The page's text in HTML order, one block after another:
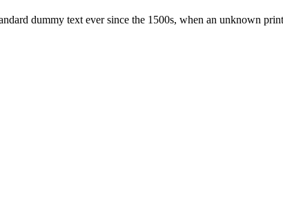
dummy text ever since the 1500s, when an unknown